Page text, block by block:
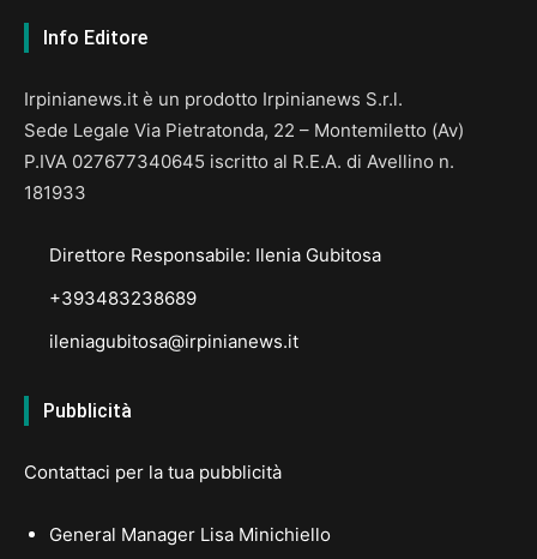
Info Editore
Irpinianews.it è un prodotto Irpinianews S.r.l.
Sede Legale Via Pietratonda, 22 – Montemiletto (Av)
P.IVA 027677340645 iscritto al R.E.A. di Avellino n.
181933
Direttore Responsabile: Ilenia Gubitosa
+393483238689
ileniagubitosa@irpinianews.it
Pubblicità
Contattaci per la tua pubblicità
General Manager Lisa Minichiello